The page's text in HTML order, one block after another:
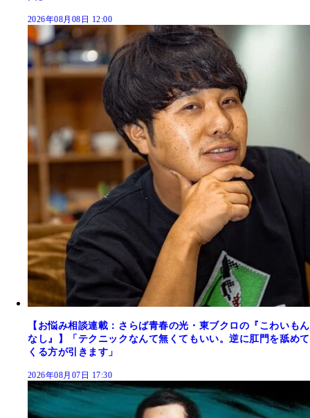
2026年08月08日 12:00
【お悩み相談連載：さらば青春の光・東ブクロの『こわいもん
なし』】「テクニックなんて無くてもいい。逆に肛門を舐めて
くる方が引きます」
2026年08月07日 17:30